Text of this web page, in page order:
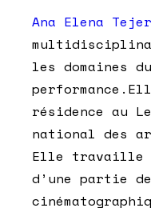
Ana Elena
les domaines
résidence au
national des
Elle travaille
d’une partie